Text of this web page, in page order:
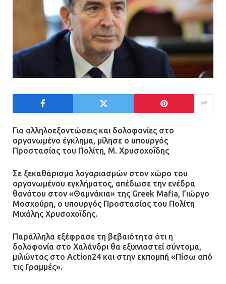
Τηλεφωνικές απάτες με λεία
130.000 ευρώ στην Αττική
13.07.2026 | 20:44
τους σοβαρά εγκαυματίες της
μεγάλης έκρηξης στο εργοστάσιο
Άργος: Στη φυλακή οι δύο
πυροβολισμούς κατά του 20χρονου
με αναπηρία
11.07.2026 | 22:59
πρωινή διακοπή ρεύματος στη
Μάνδρα
Για αλληλοεξοντώσεις και δολοφονίες στο
οργανωμένο έγκλημα, μίλησε ο υπουργός
Προστασίας του Πολίτη, Μ. Χρυσοχοΐδης
Σε ξεκαθάρισμα λογαριασμών στον χώρο του
οργανωμένου εγκλήματος, απέδωσε την ενέδρα
θανάτου στον «Θαμνάκια» της Greek Mafia, Γιώργο
Μοσχούρη, ο υπουργός Προστασίας του Πολίτη
Μιχάλης Χρυσοχοΐδης.
Παράλληλα εξέφρασε τη βεβαιότητα ότι η
δολοφονία στο Χαλάνδρι θα εξιχνιαστεί σύντομα,
μιλώντας στο Action24 και στην εκπομπή «Πίσω από
τις Γραμμές».